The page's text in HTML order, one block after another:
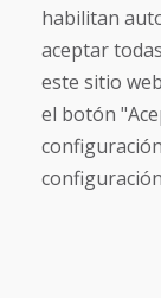
habilitan
aceptar
este sitio
el botón